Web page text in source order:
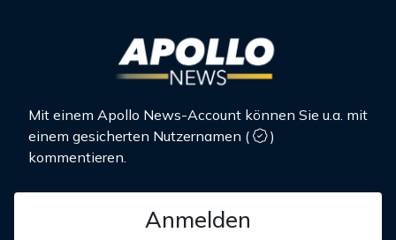
Mit einem Apollo News-Account können Sie u.a. mit
einem gesicherten Nutzernamen (
)
kommentieren.
Anmelden